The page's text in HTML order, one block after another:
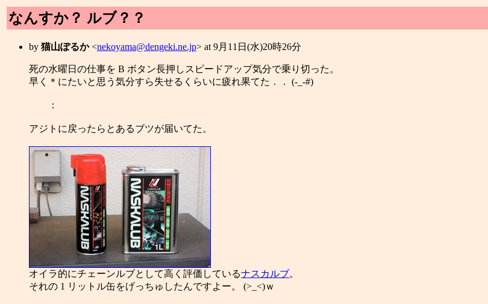
なんすか？ ルブ？？
by 猫山ぽるか<nekoyama@dengeki.ne.jp> at 9月11日(水)20時26分
死の水曜日の仕事を B ボタン長押しスピードアップ気分で乗り切った。
早く＊にたいと思う気分すら失せるくらいに疲れ果てた．． (-_-#)
：
アジトに戻ったらとあるブツが届いてた。
オイラ的にチェーンルブとして高く評価しているナスカルブ。
それの 1 リットル缶をげっちゅしたんですよー。 (>_<)ｗ